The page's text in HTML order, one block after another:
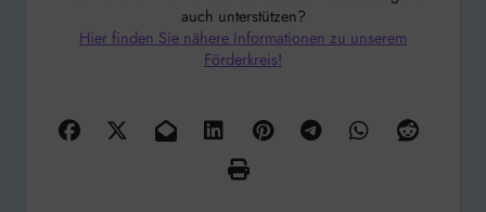
auch unterstützen?
Hier finden Sie nähere Informationen zu unserem
Förderkreis!